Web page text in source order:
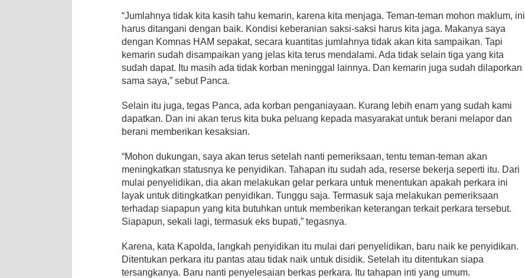
“Jumlahnya tidak kita kasih tahu kemarin, karena kita menjaga. Teman-teman mohon maklum, ini
harus ditangani dengan baik. Kondisi keberanian saksi-saksi harus kita jaga. Makanya saya
dengan Komnas HAM sepakat, secara kuantitas jumlahnya tidak akan kita sampaikan. Tapi
kemarin sudah disampaikan yang jelas kita terus mendalami. Ada tidak selain tiga yang kita
sudah dapat. Itu masih ada tidak korban meninggal lainnya. Dan kemarin juga sudah dilaporkan
sama saya,” sebut Panca.
Selain itu juga, tegas Panca, ada korban penganiayaan. Kurang lebih enam yang sudah kami
dapatkan. Dan ini akan terus kita buka peluang kepada masyarakat untuk berani melapor dan
berani memberikan kesaksian.
“Mohon dukungan, saya akan terus setelah nanti pemeriksaan, tentu teman-teman akan
meningkatkan statusnya ke penyidikan. Tahapan itu sudah ada, reserse bekerja seperti itu. Dari
mulai penyelidikan, dia akan melakukan gelar perkara untuk menentukan apakah perkara ini
layak untuk ditingkatkan penyidikan. Tunggu saja. Termasuk saja melakukan pemeriksaan
terhadap siapapun yang kita butuhkan untuk memberikan keterangan terkait perkara tersebut.
Siapapun, sekali lagi, termasuk eks bupati,” tegasnya.
Karena, kata Kapolda, langkah penyidikan itu mulai dari penyelidikan, baru naik ke penyidikan.
Ditentukan perkara itu pantas atau tidak naik untuk disidik. Setelah itu ditentukan siapa
tersangkanya. Baru nanti penyelesaian berkas perkara. Itu tahapan inti yang umum.